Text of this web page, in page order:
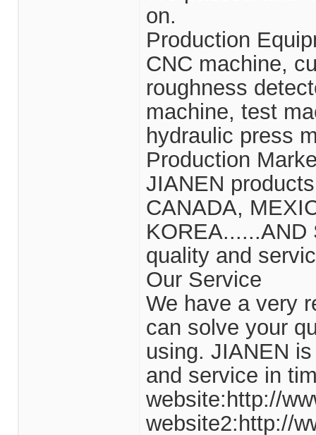
on.
Production
CNC machine,
roughness
machine, test
hydraulic press
Production
JIANEN
CANADA,
KOREA......AND
quality and
Our Service
We have a very
can solve your
using. JIANEN
and service in
website:http://
website2:http://